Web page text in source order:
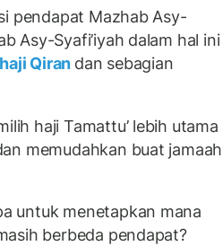
pendapat Mazhab Asy-
Asy-Syafi’iyah dalam hal ini
haji Qiran dan sebagian
haji Tamattu’ lebih utama
memudahkan buat jamaah
untuk menetapkan mana
berbeda pendapat?